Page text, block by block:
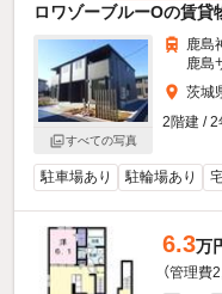
ロワゾーブルーOの賃貸
すべての写真
鹿島
鹿島
茨城
2階建 / 2
駐車場あり 駐輪場あり
6.3万
（管理費